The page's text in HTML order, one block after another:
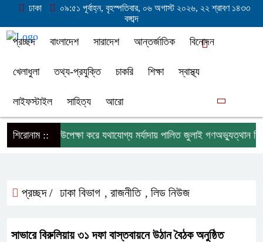
ঢাকা
০৯:৫১ পূর্বাহ্ন, বৃহস্পতিবার, ০৬ অগাস্ট ২০২৬, ২২ শ্রাবণ ১৪৩৩
বঙ্গাব্দ
প্রচ্ছদ বাংলাদেশ সারাদেশ আন্তর্জাতিক বিনোদন
খেলাধুলা তথ্য-প্রযুক্তি চাকরি শিক্ষা স্বাস্থ্য
লাইফস্টাইল সাহিত্য আরো
শিরোনাম ::
বৃষ্টিকে উপেক্ষা করে যথাযোগ্য মর্যাদায় পালিত জুলাই গণঅভ্যুত্থান দিবস
প্রচ্ছদ / ঢাকা বিভাগ , রাজনীতি , লিড নিউজ
সাভারে বিরুলিয়ায় ৩১ দফা বাস্তবায়নে উঠান বৈঠক অনুষ্ঠিত